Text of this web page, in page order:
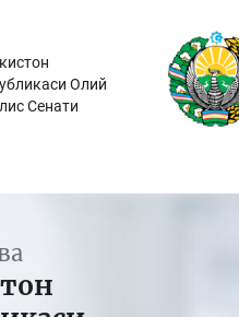
Олий
Сенати